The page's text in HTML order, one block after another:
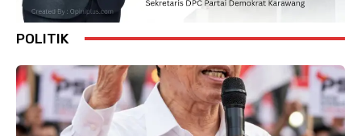
POLITIK